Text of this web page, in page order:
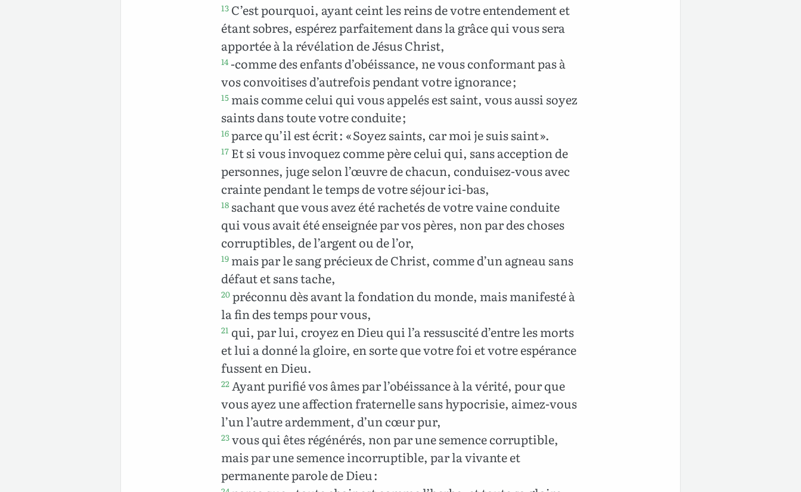
13 C’est pourquoi, ayant ceint les reins de votre entendement et
étant sobres, espérez parfaitement dans la grâce qui vous sera
apportée à la révélation de Jésus Christ,
14 -comme des enfants d’obéissance, ne vous conformant pas à
vos convoitises d’autrefois pendant votre ignorance ;
15 mais comme celui qui vous appelés est saint, vous aussi soyez
saints dans toute votre conduite ;
16 parce qu’il est écrit : « Soyez saints, car moi je suis saint ».
17 Et si vous invoquez comme père celui qui, sans acception de
personnes, juge selon l’œuvre de chacun, conduisez-vous avec
crainte pendant le temps de votre séjour ici-bas,
18 sachant que vous avez été rachetés de votre vaine conduite
qui vous avait été enseignée par vos pères, non par des choses
corruptibles, de l’argent ou de l’or,
19 mais par le sang précieux de Christ, comme d’un agneau sans
défaut et sans tache,
20 préconnu dès avant la fondation du monde, mais manifesté à
la fin des temps pour vous,
21 qui, par lui, croyez en Dieu qui l’a ressuscité d’entre les morts
et lui a donné la gloire, en sorte que votre foi et votre espérance
fussent en Dieu.
22 Ayant purifié vos âmes par l’obéissance à la vérité, pour que
vous ayez une affection fraternelle sans hypocrisie, aimez-vous
l’un l’autre ardemment, d’un cœur pur,
23 vous qui êtes régénérés, non par une semence corruptible,
mais par une semence incorruptible, par la vivante et
permanente parole de Dieu :